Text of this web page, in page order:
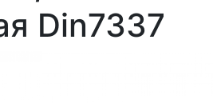
Din7337